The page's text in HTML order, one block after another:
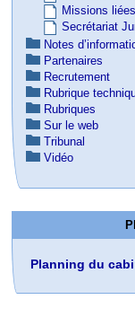
Missions
Secrétariat
Notes
Partenaires
Recrutement
Rubrique
Rubriques
Sur le web
Tribunal
Vidéo
Planning du